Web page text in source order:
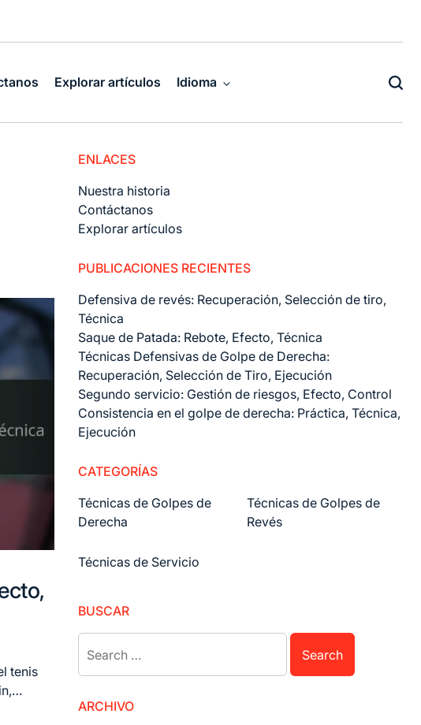
Explorar artículos Idioma
tenis
ENLACES
Nuestra historia
Contáctanos
Explorar artículos
PUBLICACIONES RECIENTES
Defensiva de revés: Recuperación, Selección de tiro,
Técnica
Saque de Patada: Rebote, Efecto, Técnica
Técnicas Defensivas de Golpe de Derecha:
Recuperación, Selección de Tiro, Ejecución
Segundo servicio: Gestión de riesgos, Efecto, Control
Consistencia en el golpe de derecha: Práctica, Técnica,
Ejecución
CATEGORÍAS
Técnicas de Golpes de
Derecha
Técnicas de Golpes de
Revés
Técnicas de Servicio
BUSCAR
for:
ARCHIVO